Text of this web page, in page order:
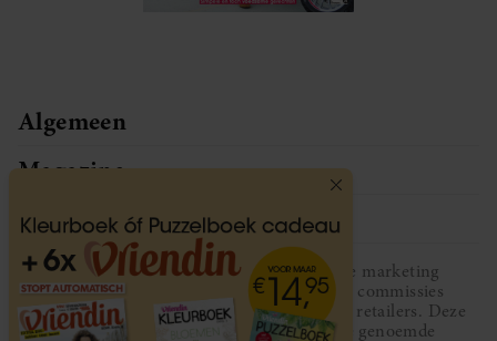
Algemeen
Magazine
Service
Vriendin participeert in diverse affiliate marketing
programma’s, dat houdt in dat Vriendin commissies
ontvangt voor aankopen middels links van retailers. Deze
website wordt niet gesponsord door de genoemde